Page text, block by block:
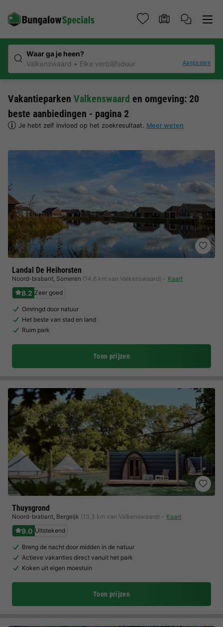
Waar ga je heen?
Valkenswaard
Elke verblijfsduur Aanpassen
Vakantieparken Valkenswaard en omgeving: 20
beste aanbiedingen - pagina 2
Je hebt zelf invloed op het zoekresultaat. Meer weten
Landal De Heihorsten
Noord-brabant, Someren (14,6 km van Valkenswaard) Kaart
8.2 Zeer goed
Omringd door natuur
Het beste van stad en land
Ruim park
Toon prijzen
Thuysgrond
Noord-brabant, Bergeijk (13,3 km van Valkenswaard) Kaart
9.0 Uitstekend
Breng de nacht door midden in de natuur
Actieve vakanties direct vanuit het park
Koken uit eigen moestuin
Toon prijzen